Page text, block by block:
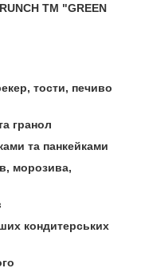
ТМ "GREEN
тости, печиво
гранол
та панкейками
морозива,
кондитерських